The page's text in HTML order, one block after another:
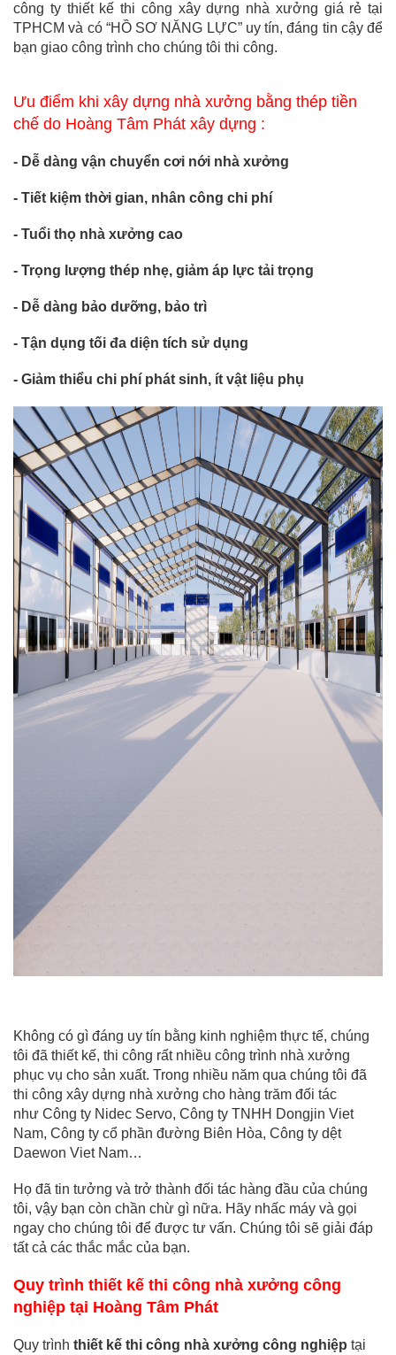
công ty thiết kế thi công xây dựng nhà xưởng giá rẻ tại
TPHCM và có “HỒ SƠ NĂNG LỰC” uy tín, đáng tin cậy để
bạn giao công trình cho chúng tôi thi công.
Ưu điểm khi xây dựng nhà xưởng bằng thép tiền
chế do Hoàng Tâm Phát xây dựng :
- Dễ dàng vận chuyển cơi nới nhà xưởng
- Tiết kiệm thời gian, nhân công chi phí
- Tuổi thọ nhà xưởng cao
- Trọng lượng thép nhẹ, giảm áp lực tải trọng
- Dễ dàng bảo dưỡng, bảo trì
- Tận dụng tối đa diện tích sử dụng
- Giảm thiểu chi phí phát sinh, ít vật liệu phụ
Không có gì đáng uy tín bằng kinh nghiệm thực tế, chúng
tôi đã thiết kế, thi công rất nhiều công trình nhà xưởng
phục vụ cho sản xuất. Trong nhiều năm qua chúng tôi đã
thi công xây dựng nhà xưởng cho hàng trăm đối tác
như Công ty Nidec Servo, Công ty TNHH Dongjin Viet
Nam, Công ty cổ phần đường Biên Hòa, Công ty dệt
Daewon Viet Nam…
Họ đã tin tưởng và trở thành đối tác hàng đầu của chúng
tôi, vậy bạn còn chần chừ gì nữa. Hãy nhấc máy và gọi
ngay cho chúng tôi để được tư vấn. Chúng tôi sẽ giải đáp
tất cả các thắc mắc của bạn.
Quy trình thiết kế thi công nhà xưởng công
nghiệp tại Hoàng Tâm Phát
Quy trình thiết kế thi công nhà xưởng công nghiệp tại